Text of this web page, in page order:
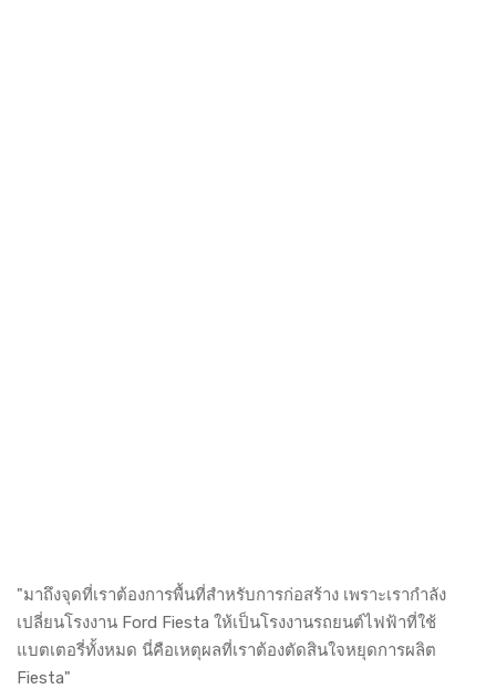
"มาถึงจุดที่เราต้องการพื้นที่สำหรับการก่อสร้าง เพราะเรากำลัง
เปลี่ยนโรงงาน Ford Fiesta ให้เป็นโรงงานรถยนต์ไฟฟ้าที่ใช้
แบตเตอรี่ทั้งหมด นี่คือเหตุผลที่เราต้องตัดสินใจหยุดการผลิต
Fiesta"